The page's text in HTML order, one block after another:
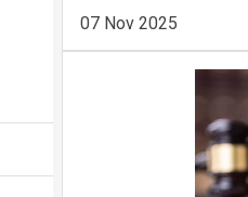
07 Nov 2025